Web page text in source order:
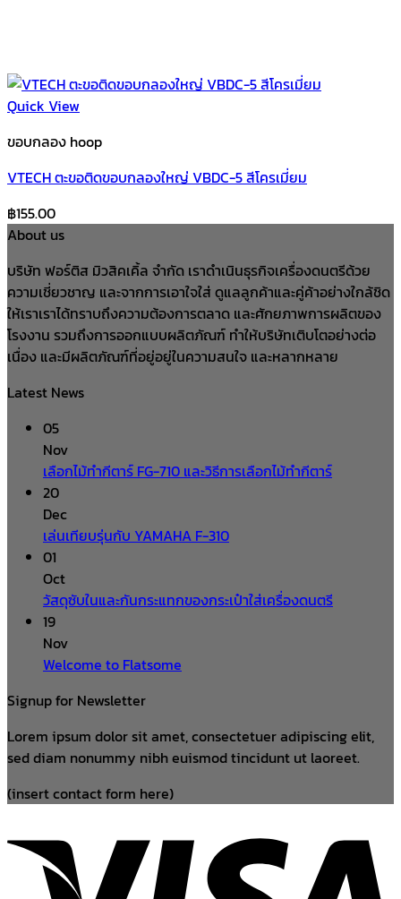
Quick View
ขอบกลอง hoop
VTECH ตะขอติดขอบกลองใหญ่ VBDC-5 สีโครเมี่ยม
฿155.00
About us
บริษัท ฟอร์ติส มิวสิคเคิ้ล จำกัด เราดำเนินธุรกิจเครื่องดนตรีด้วย
ความเชี่ยวชาญ และจากการเอาใจใส่ ดูแลลูกค้าและคู่ค้าอย่างใกล้ชิด
ให้เราเราได้ทราบถึงความต้องการตลาด และศักยภาพการผลิตของ
โรงงาน รวมถึงการออกแบบผลิตภัณฑ์ ทำให้บริษัทเติบโตอย่างต่อ
เนื่อง และมีผลิตภัณฑ์ที่อยู่อยู่ในความสนใจ และหลากหลาย
Latest News
05
Nov
เลือกไม้ทำกีตาร์ FG-710 และวิธีการเลือกไม้ทำกีตาร์
20
Dec
เล่นเทียบรุ่นกับ YAMAHA F-310
01
Oct
วัสดุซับในและกันกระแทกของกระเป๋าใส่เครื่องดนตรี
19
Nov
Welcome to Flatsome
Signup for Newsletter
Lorem ipsum dolor sit amet, consectetuer adipiscing elit,
sed diam nonummy nibh euismod tincidunt ut laoreet.
(insert contact form here)